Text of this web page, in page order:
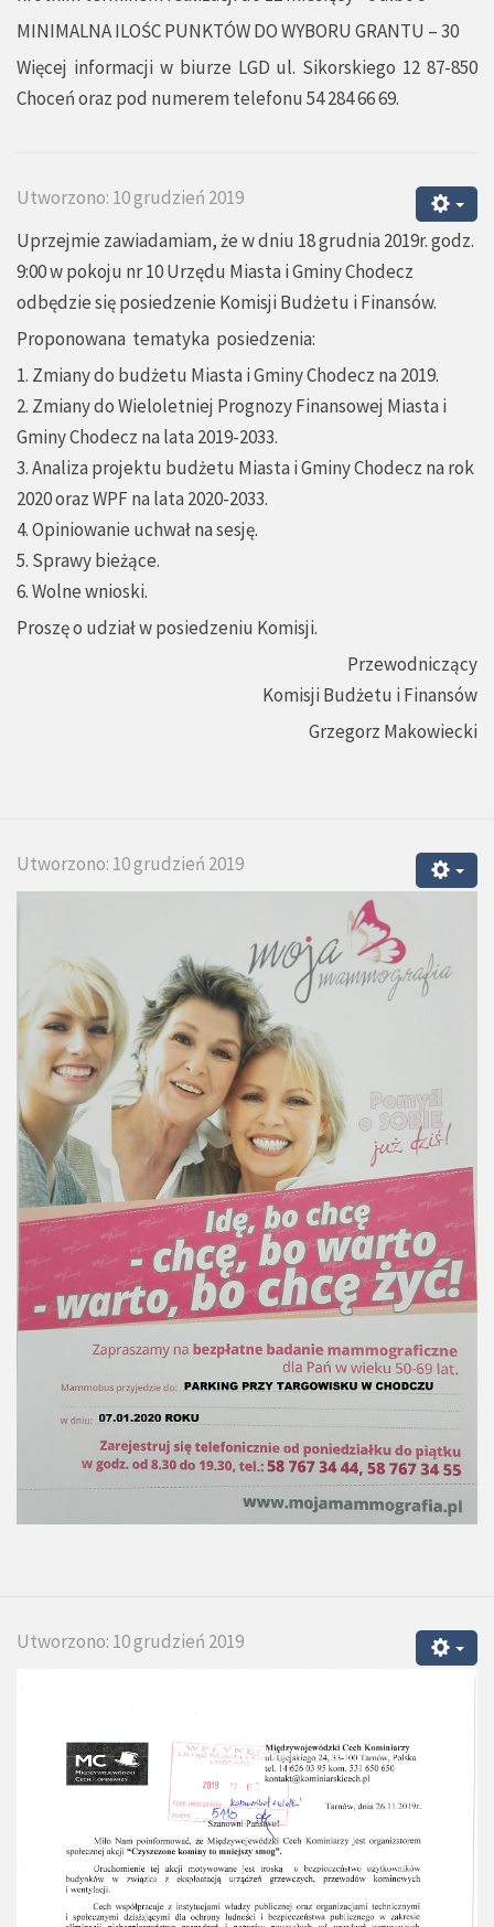
MINIMALNA ILOŚC PUNKTÓW DO WYBORU GRANTU – 30
Więcej informacji w biurze LGD ul. Sikorskiego 12 87-850
Choceń oraz pod numerem telefonu 54 284 66 69.
Utworzono: 10 grudzień 2019
Uprzejmie zawiadamiam, że w dniu 18 grudnia 2019r. godz.
9:00 w pokoju nr 10 Urzędu Miasta i Gminy Chodecz
odbędzie się posiedzenie Komisji Budżetu i Finansów.
Proponowana tematyka posiedzenia:
1. Zmiany do budżetu Miasta i Gminy Chodecz na 2019.
2. Zmiany do Wieloletniej Prognozy Finansowej Miasta i
Gminy Chodecz na lata 2019-2033.
3. Analiza projektu budżetu Miasta i Gminy Chodecz na rok
2020 oraz WPF na lata 2020-2033.
4. Opiniowanie uchwał na sesję.
5. Sprawy bieżące.
6. Wolne wnioski.
Proszę o udział w posiedzeniu Komisji.
Przewodniczący
Komisji Budżetu i Finansów
Grzegorz Makowiecki
Utworzono: 10 grudzień 2019
Utworzono: 10 grudzień 2019